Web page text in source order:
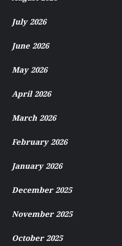
July 2026
June 2026
May 2026
April 2026
March 2026
February 2026
January 2026
December 2025
November 2025
October 2025